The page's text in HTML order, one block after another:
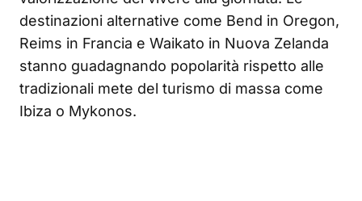
destinazioni alternative come Bend in Oregon,
Reims in Francia e Waikato in Nuova Zelanda
stanno guadagnando popolarità rispetto alle
tradizionali mete del turismo di massa come
Ibiza o Mykonos.